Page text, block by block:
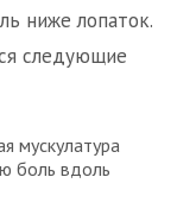
ниже лопаток.
следующие
мускулатура
боль вдоль